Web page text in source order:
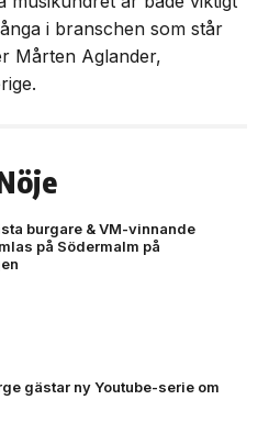
i branschen som står
Mårten Aglander,
burgare & VM-vinnande
på Södermalm på
gästar ny Youtube-serie om